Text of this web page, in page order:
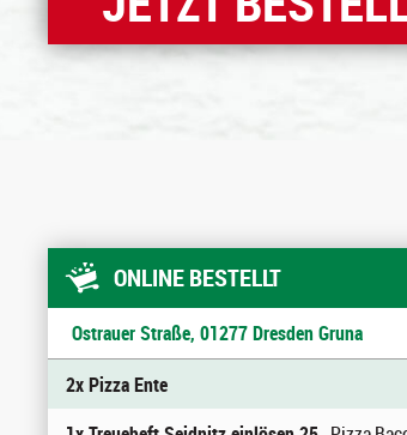
ONLINE BESTELLT
Ostrauer Straße, 01277 Dresden Gruna
2x Pizza Ente